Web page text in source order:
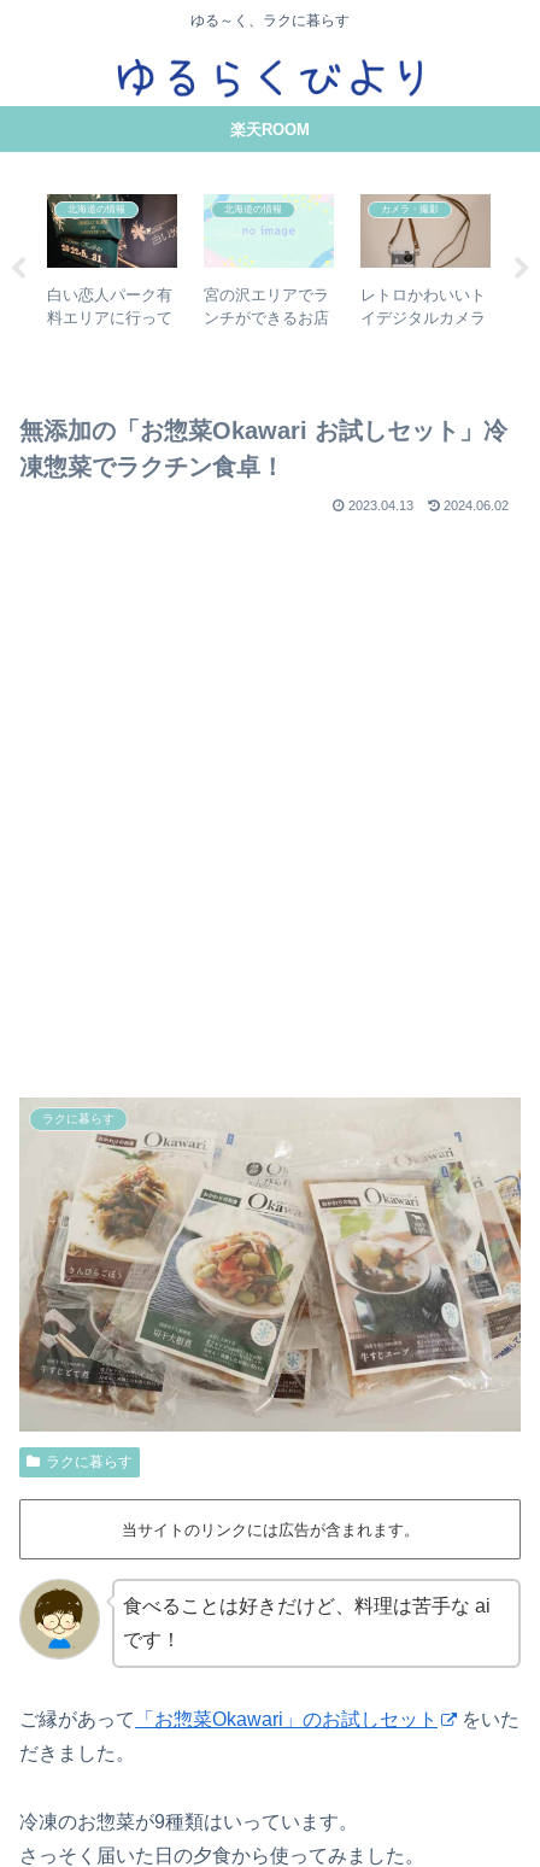
ゆる～く、ラクに暮らす
楽天ROOM
北海道の情報
白い恋人パーク有
料エリアに行って
北海道の情報
宮の沢エリアでラ
ンチができるお店
カメラ・撮影
レトロかわいいト
イデジタルカメラ
無添加の「お惣菜Okawari お試しセット」冷
凍惣菜でラクチン食卓！
2023.04.13 2024.06.02
ラクに暮らす
ラクに暮らす
当サイトのリンクには広告が含まれます。
食べることは好きだけど、料理は苦手な ai
です！
ご縁があって 「お惣菜Okawari」のお試しセット
をいた
だきました。
冷凍のお惣菜が9種類はいっています。
さっそく届いた日の夕食から使ってみました。